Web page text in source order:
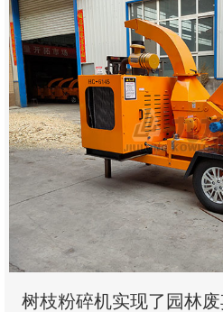
树枝粉碎机实现了园林